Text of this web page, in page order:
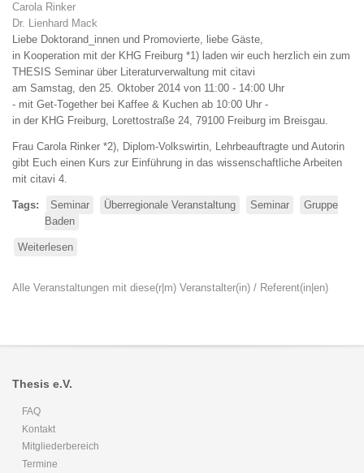
Carola Rinker
Dr. Lienhard Mack
Liebe Doktorand_innen und Promovierte, liebe Gäste,
in Kooperation mit der KHG Freiburg *1) laden wir euch herzlich ein zum
THESIS Seminar über Literaturverwaltung mit citavi
am Samstag, den 25. Oktober 2014 von 11:00 - 14:00 Uhr
- mit Get-Together bei Kaffee & Kuchen ab 10:00 Uhr -
in der KHG Freiburg, Lorettostraße 24, 79100 Freiburg im Breisgau.
Frau Carola Rinker *2), Diplom-Volkswirtin, Lehrbeauftragte und Autorin
gibt Euch einen Kurs zur Einführung in das wissenschaftliche Arbeiten
mit citavi 4.
Tags Seminar Überregionale Veranstaltung Seminar
Gruppe
Baden
Weiterlesen
citavi
Alle Veranstaltungen mit diese(r|m) Veranstalter(in) / Referent(in|en)
Thesis e.V.
FAQ
Kontakt
Mitgliederbereich
Termine